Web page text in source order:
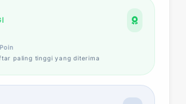
Poin
paling tinggi yang diterima